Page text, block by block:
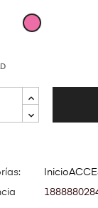
Rosa
Inicio